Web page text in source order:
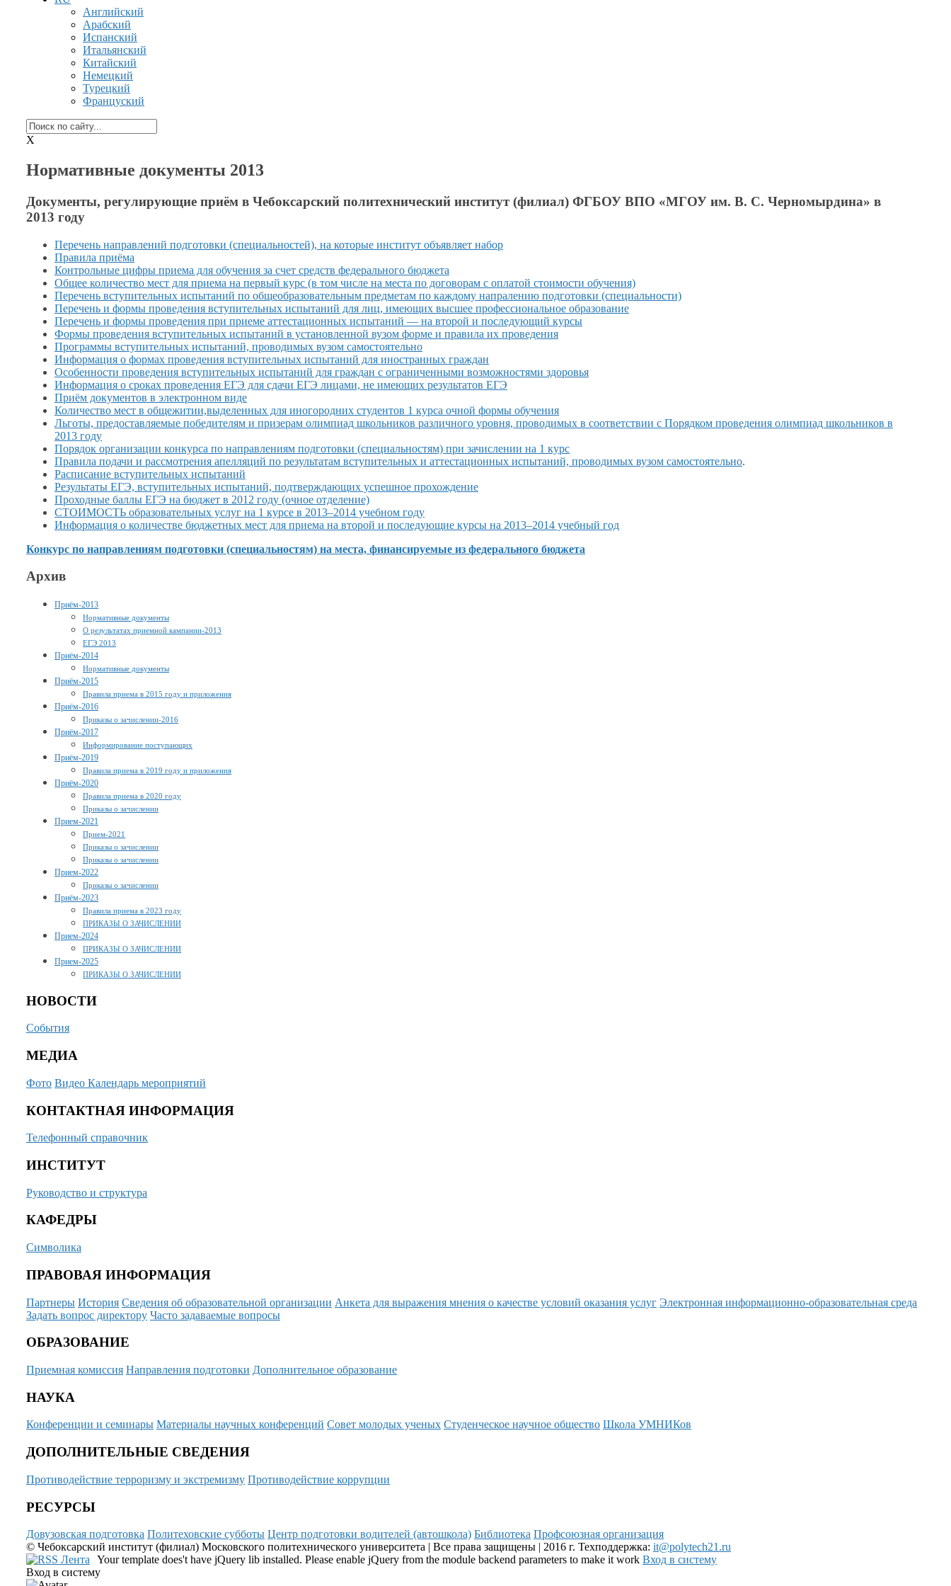
Английский
Арабский
Испанский
Итальянский
Китайский
Немецкий
Турецкий
Француский
X
Нормативные документы 2013
Документы, регулирующие приём в Чебоксарский политехнический институт (филиал) ФГБОУ ВПО «МГОУ им. В. С. Черномырдина» в
2013 году
Перечень направлений подготовки (специальностей), на которые институт объявляет набор
Правила приёма
Контрольные цифры приема для обучения за счет средств федерального бюджета
Общее количество мест для приема на первый курс (в том числе на места по договорам с оплатой стоимости обучения)
Перечень вступительных испытаний по общеобразовательным предметам по каждому напралению подготовки (специальности)
Перечень и формы проведения вступительных испытаний для лиц, имеющих высшее профессиональное образование
Перечень и формы проведения при приеме аттестационных испытаний — на второй и последующий курсы
Формы проведения вступительных испытаний в установленной вузом форме и правила их проведения
Программы вступительных испытаний, проводимых вузом самостоятельно
Информация о формах проведения вступительных испытаний для иностранных граждан
Особенности проведения вступительных испытаний для граждан с ограниченными возможностями здоровья
Информация о сроках проведения ЕГЭ для сдачи ЕГЭ лицами, не имеющих результатов ЕГЭ
Приём документов в электронном виде
Количество мест в общежитии,выделенных для иногородних студентов 1 курса очной формы обучения
Льготы, предоставляемые победителям и призерам олимпиад школьников различного уровня, проводимых в соответствии с Порядком проведения олимпиад школьников в
2013 году
Порядок организации конкурса по направлениям подготовки (специальностям) при зачислении на 1 курс
Правила подачи и рассмотрения апелляций по результатам вступительных и аттестационных испытаний, проводимых вузом самостоятельно.
Расписание вступительных испытаний
Результаты ЕГЭ, вступительных испытаний, подтверждающих успешное прохождение
Проходные баллы ЕГЭ на бюджет в 2012 году (очное отделение)
СТОИМОСТЬ образовательных услуг на 1 курсе в 2013–2014 учебном году
Информация о количестве бюджетных мест для приема на второй и последующие курсы на 2013–2014 учебный год
Конкурс по направлениям подготовки (специальностям) на места, финансируемые из федерального бюджета
Архив
Приём-2013
Нормативные документы
О результатах приемной кампании-2013
ЕГЭ 2013
Приём-2014
Нормативные документы
Приём-2015
Правила приема в 2015 году и приложения
Приём-2016
Приказы о зачислении-2016
Приём-2017
Информирование поступающих
Приём-2019
Правила приема в 2019 году и приложения
Приём-2020
Правила приема в 2020 году
Приказы о зачислении
Прием-2021
Прием-2021
Приказы о зачислении
Приказы о зачислении
Прием-2022
Приказы о зачислении
Приём-2023
Правила приема в 2023 году
ПРИКАЗЫ О ЗАЧИСЛЕНИИ
Прием-2024
ПРИКАЗЫ О ЗАЧИСЛЕНИИ
Прием-2025
ПРИКАЗЫ О ЗАЧИСЛЕНИИ
НОВОСТИ
События
МЕДИА
Фото Видео Календарь мероприятий
КОНТАКТНАЯ ИНФОРМАЦИЯ
Телефонный справочник
ИНСТИТУТ
Руководство и структура
КАФЕДРЫ
Символика
ПРАВОВАЯ ИНФОРМАЦИЯ
Партнеры История Сведения об образовательной организации Анкета для выражения мнения о качестве условий оказания услуг Электронная информационно-образовательная среда
Задать вопрос директору Часто задаваемые вопросы
ОБРАЗОВАНИЕ
Приемная комиссия Направления подготовки Дополнительное образование
НАУКА
Конференции и семинары Материалы научных конференций Совет молодых ученых Студенческое научное общество Школа УМНИКов
ДОПОЛНИТЕЛЬНЫЕ СВЕДЕНИЯ
Противодействие терроризму и экстремизму Противодействие коррупции
РЕСУРСЫ
Довузовская подготовка Политеховские субботы Центр подготовки водителей (автошкола) Библиотека Профсоюзная организация
© Чебоксарский институт (филиал) Московского политехнического университета | Все права защищены | 2016 г. Техподдержка: it@polytech21.ru
Your template does't have jQuery lib installed. Please enable jQuery from the module backend parameters to make it work Вход в систему
Вход в систему